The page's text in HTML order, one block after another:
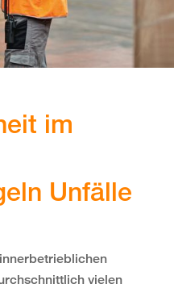
im
Unfälle
vielen